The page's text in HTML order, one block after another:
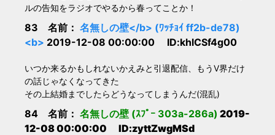
ルの告知をラジオでやるから春ってことか！
83 名前： 名無しの壁</b> (ﾜｯﾁｮｲ ff2b-de78)
<b> 2019-12-08 00:00:00 ID:khlCSf4g00
いつか来るかもしれないかえみと引退配信、もうV界だけ
の話じゃなくなってきた
その上結婚までしたらどうなってしまうんだ(混乱)
84 名前： 名無しの壁 (ｽﾌﾟｰ 303a-286a) 2019-
12-08 00:00:00 ID:zyttZwgMSd